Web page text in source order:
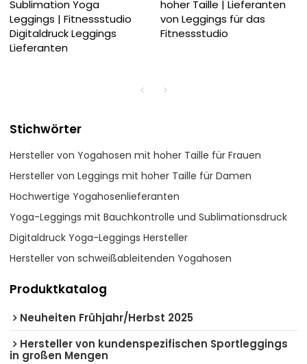
Sublimation Yoga
Leggings | Fitnessstudio
Digitaldruck Leggings
Lieferanten
hoher Taille | Lieferanten
von Leggings für das
Fitnessstudio
Stichwörter
Hersteller von Yogahosen mit hoher Taille für Frauen
Hersteller von Leggings mit hoher Taille für Damen
Hochwertige Yogahosenlieferanten
Yoga-Leggings mit Bauchkontrolle und Sublimationsdruck
Digitaldruck Yoga-Leggings Hersteller
Hersteller von schweißableitenden Yogahosen
Produktkatalog
Neuheiten Frühjahr/Herbst 2025
Hersteller von kundenspezifischen Sportleggings
in großen Mengen